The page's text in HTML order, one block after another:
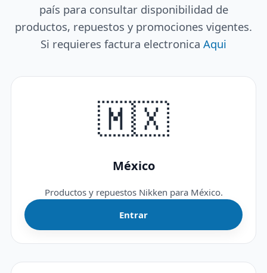
país para consultar disponibilidad de
productos, repuestos y promociones vigentes.
Si requieres factura electronica Aqui
🇲🇽
México
Productos y repuestos Nikken para México.
Entrar